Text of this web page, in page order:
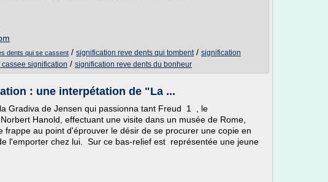
dents qui se cassent / signification reve dents qui tombent/ signification
cassee signification / signification reve dents du bonheur
: une interpétation de "La ...
Gradiva de Jensen qui passionna tant Freud 1 , le
Hanold, effectuant une visite dans un musée de Rome,
frappe au point d'éprouver le désir de se procurer une copie en
l'emporter chez lui. Sur ce bas-relief est représentée une jeune